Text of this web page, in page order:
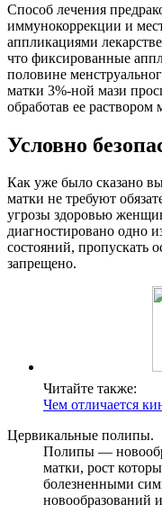
Способ лечения
иммунокоррекции и
аппликациями
что фиксированные
половине
матки 3%-ной мази
обработав ее раствором
Условно
Как уже было сказано
матки не требуют
угрозы здоровью
диагностировано одно
состояний, пропускать
запрещено.
Читайте также:
Чем отличается
Цервикальные полипы.
Полипы —
матки, рост
болезненными
новообразований